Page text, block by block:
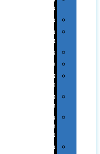
מפתחות
משחקים
מתנה
בפחית
נסיעות
ספורט
על
השולחן…
פינוק
וספא
מזוודות
ותיקי
נסיעות
מטריות